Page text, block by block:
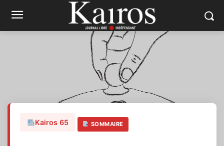
Kairos 65 SOMMAIRE